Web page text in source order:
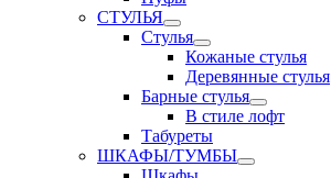
СТУЛЬЯ
Стулья
Кожаные стулья
Деревянные стулья
Барные стулья
В стиле лофт
Табуреты
ШКАФЫ/ТУМБЫ